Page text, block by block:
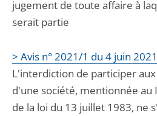
jugement de toute affaire à
serait partie
> Avis n° 2021/1 du 4 juin 2021
L'interdiction de participer
d'une société, mentionnée au
de la loi du 13 juillet 1983, ne